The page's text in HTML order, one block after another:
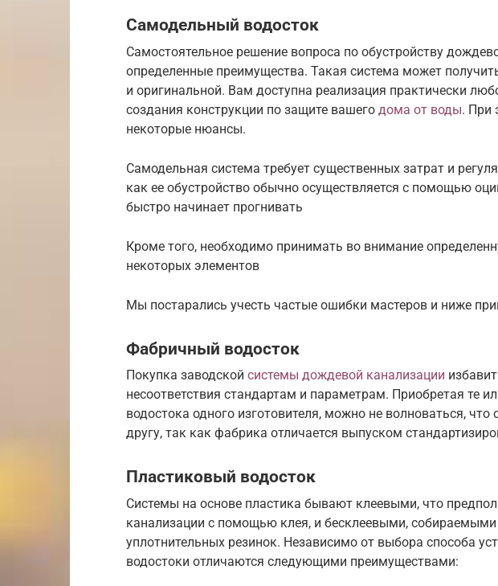
Самодельный водосток
Самостоятельное решение вопроса по обустройству
определенные преимущества. Такая система может
и оригинальной. Вам доступна реализация практически
создания конструкции по защите вашего дома от воды. При
некоторые нюансы.
Самодельная система требует существенных затрат и
как ее обустройство обычно осуществляется с помощью
быстро начинает прогнивать
Кроме того, необходимо принимать во внимание
некоторых элементов
Мы постарались учесть частые ошибки мастеров и ниже
Фабричный водосток
Покупка заводской системы дождевой канализации
несоответствия стандартам и параметрам. Приобретая те
водостока одного изготовителя, можно не волноваться, что
другу, так как фабрика отличается выпуском
Пластиковый водосток
Системы на основе пластика бывают клеевыми, что
канализации с помощью клея, и бесклеевыми, собираемыми
уплотнительных резинок. Независимо от выбора способа
водостоки отличаются следующими преимуществами: